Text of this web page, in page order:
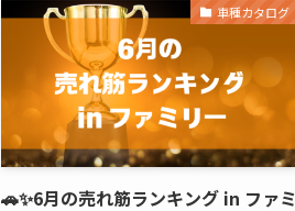
車種カタログ
🚗✨6月の売れ筋ランキング in ファミ